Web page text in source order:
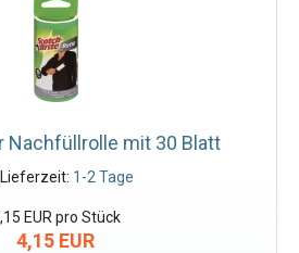
Nachfüllrolle mit 30 Blatt
Lieferzeit: 1-2 Tage
EUR pro Stück
4,15 EUR